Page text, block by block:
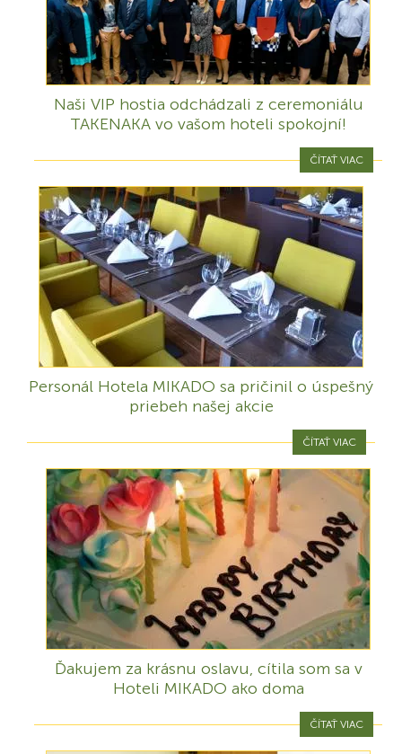
Naši VIP hostia odchádzali z ceremoniálu
TAKENAKA vo vašom hoteli spokojní!
ČÍTAŤ VIAC
Personál Hotela MIKADO sa pričinil o úspešný
priebeh našej akcie
ČÍTAŤ VIAC
Ďakujem za krásnu oslavu, cítila som sa v
Hoteli MIKADO ako doma
ČÍTAŤ VIAC